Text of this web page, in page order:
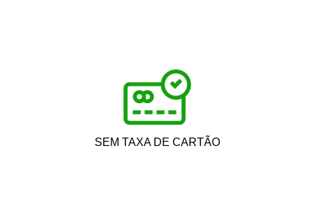
SEM TAXA DE CARTÃO